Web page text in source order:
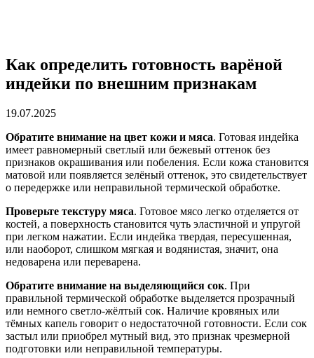
Как определить готовность варёной
индейки по внешним признакам
19.07.2025
Обратите внимание на цвет кожи и мяса. Готовая индейка
имеет равномерный светлый или бежевый оттенок без
признаков окрашивания или побеления. Если кожа становится
матовой или появляется зелёный оттенок, это свидетельствует
о передержке или неправильной термической обработке.
Проверьте текстуру мяса. Готовое мясо легко отделяется от
костей, а поверхность становится чуть эластичной и упругой
при легком нажатии. Если индейка твердая, пересушенная,
или наоборот, слишком мягкая и водянистая, значит, она
недоварена или переварена.
Обратите внимание на выделяющийся сок. При
правильной термической обработке выделяется прозрачный
или немного светло-жёлтый сок. Наличие кровяных или
тёмных капель говорит о недостаточной готовности. Если сок
застыл или приобрел мутный вид, это признак чрезмерной
подготовки или неправильной температуры.